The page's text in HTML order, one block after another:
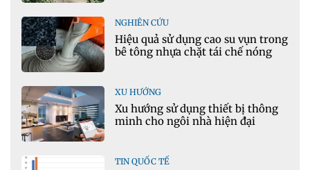
NGHIÊN CỨU
Hiệu quả sử dụng cao su vụn trong
bê tông nhựa chặt tái chế nóng
XU HƯỚNG
Xu hướng sử dụng thiết bị thông
minh cho ngôi nhà hiện đại
TIN QUỐC TẾ